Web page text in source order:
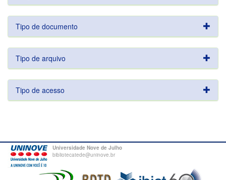
Tipo de documento
Tipo de arquivo
Tipo de acesso
Universidade Nove de Julho
bibliotecatede@uninove.br